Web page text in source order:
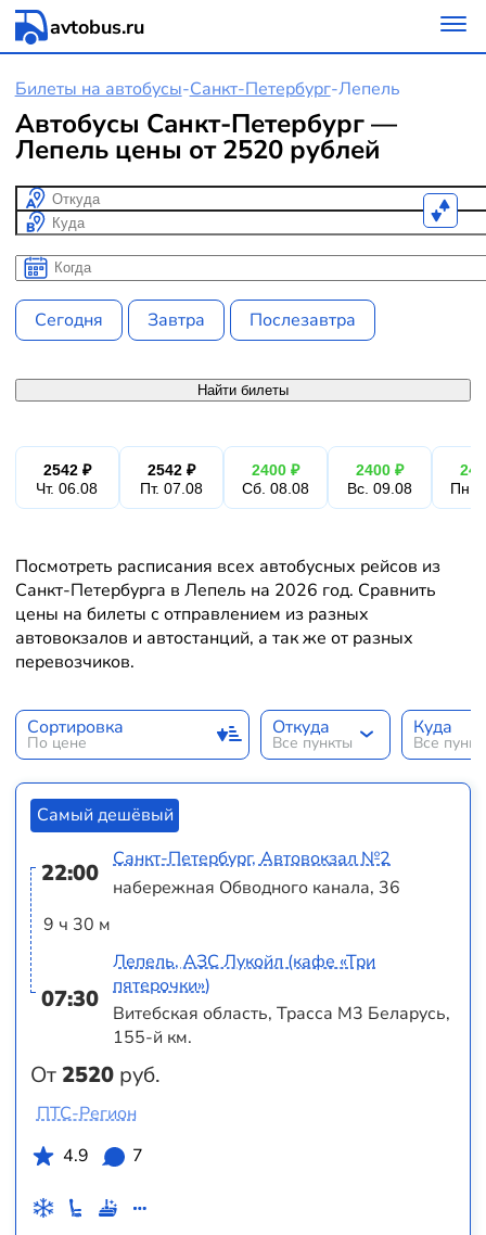
avtobus.ru
Билеты на автобусы-Санкт-Петербург-Лепель
Автобусы Санкт-Петербург —
Лепель цены от 2520 рублей
Откуда
Куда
Когда
Когда
Сегодня Завтра Послезавтра
Найти билеты
2542 ₽
Чт. 06.08
2542 ₽
Пт. 07.08
2400 ₽
Сб. 08.08
2400 ₽
Вс. 09.08
Пн.
Посмотреть расписания всех автобусных рейсов из
Санкт-Петербурга в Лепель на 2026 год. Сравнить
цены на билеты с отправлением из разных
автовокзалов и автостанций, а так же от разных
перевозчиков.
Сортировка
По цене
Откуда
Все пункты
Куда
Все
Самый дешёвый
22:00
9 ч 30 м
07:30
От2520 руб.
Санкт-Петербург, Автовокзал №2
набережная Обводного канала, 36
Лепель, АЗС Лукойл (кафе «Три
пятерочки»)
Витебская область, Трасса M3 Беларусь,
155-й км.
ПТС-Регион
4.9
7